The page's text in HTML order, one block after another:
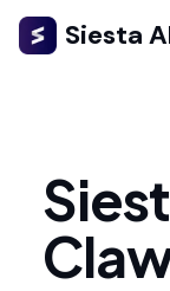
Siesta